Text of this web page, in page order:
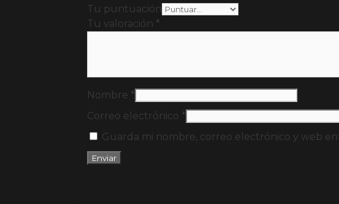
Tu puntuación
Tu valoración *
Nombre *
Correo electrónico *
Guarda mi nombre, correo electrónico y web